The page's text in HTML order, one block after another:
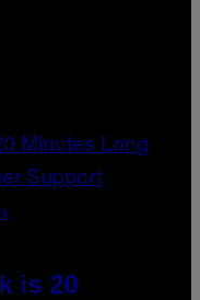
is 20